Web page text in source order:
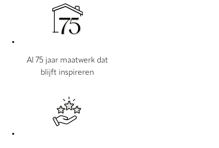
Al 75 jaar maatwerk dat
blijft inspireren